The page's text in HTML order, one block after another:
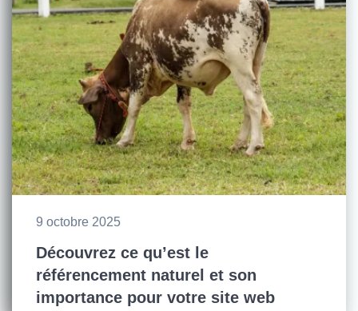
9 octobre 2025
Découvrez ce qu’est le
référencement naturel et son
importance pour votre site web